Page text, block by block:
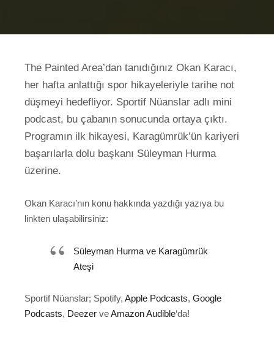
The Painted Area’dan tanıdığınız Okan Karacı,
her hafta anlattığı spor hikayeleriyle tarihe not
düşmeyi hedefliyor. Sportif Nüanslar adlı mini
podcast, bu çabanın sonucunda ortaya çıktı.
Programın ilk hikayesi, Karagümrük’ün kariyeri
başarılarla dolu başkanı Süleyman Hurma
üzerine.
Okan Karacı’nın konu hakkında yazdığı yazıya bu
linkten ulaşabilirsiniz:
Süleyman Hurma ve Karagümrük
Ateşi
Sportif Nüanslar; Spotify, Apple Podcasts, Google
Podcasts, Deezer veAmazon Audible‘da!